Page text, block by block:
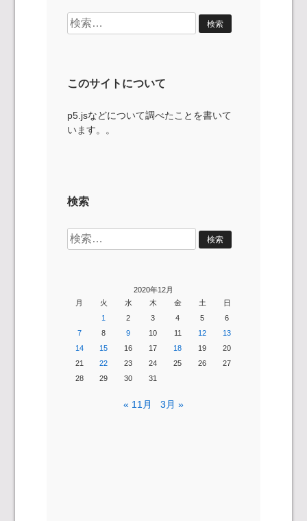
検
索:
このサイトについて
p5.jsなどについて調べたことを書いて
います。。
検索
検
索:
2020年12月
月
火 水 木 金 土
日
1
2 3 4 5
6
7
8 9 10 11 12
13
14
15 16 17 18 19
20
21
22 23 24 25 26
27
28
29 30 31
« 11月 3月 »